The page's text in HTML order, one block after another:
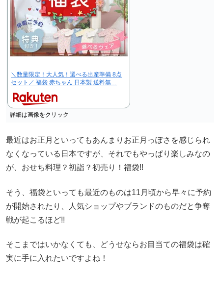
＼数量限定！大人気！選べる出産準備 8点
セット／ 福袋 赤ちゃん 日本製 送料無…
詳細は画像をクリック
最近はお正月といってもあんまりお正月っぽさを感じられ
なくなっている日本ですが、それでもやっぱり楽しみなの
が、おせち料理？初詣？初売り！福袋!!
そう、福袋といっても最近のものは11月頃から早々に予約
が開始されたり、人気ショップやブランドのものだと争奪
戦が起こるほど!!
そこまではいかなくても、どうせならお目当ての福袋は確
実に手に入れたいですよね！